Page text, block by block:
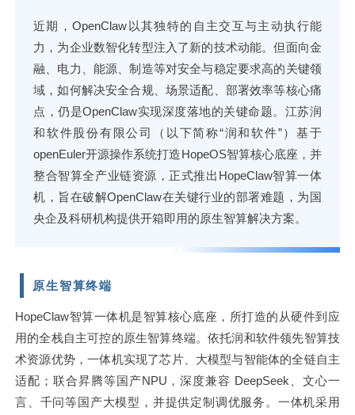
近期，OpenClaw以其独特的自主交互与主动执行能
力，为企业数智化转型注入了新的技术动能。但面向金
融、电力、能源、制造等对安全与稳定要求高的关键领
域，如何解决安全合规、场景适配、部署效率等核心痛
点，仍是OpenClaw实现深度落地的关键命题。江苏润
和软件股份有限公司（以下简称“润和软件”）基于
openEuler开源操作系统打造HopeOS智算核心底座，并
整合智算全产业链资源，正式推出HopeClaw智算一体
机，旨在破解OpenClaw在关键行业的部署难题，为国
央企及科研机构提供开箱即用的原生智算解决方案。
原生智算终端
HopeClaw智算一体机是智算核心底座，所打造的从硬件到应
用的全栈自主可控的原生智算终端。依托润和软件领先智算技
术资源优势，一体机实现了芯片、大模型与智能体的全链自主
适配；联合昇腾等国产NPU，深度兼容 DeepSeek、文心一
言、千问等国产大模型，并提供定制调优服务。一体机采用